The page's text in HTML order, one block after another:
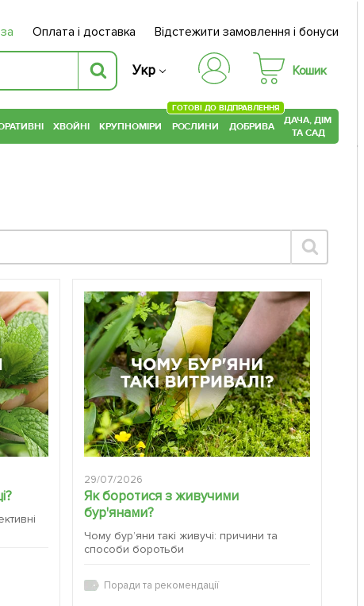
Оплата і доставка Відстежити замовлення і бонуси
Укр Кошик
ХВОЙНІ КРУПНОМІРИ РОСЛИНИ
ГОТОВІ ДО ВІДПРАВЛЕННЯ
ДОБРИВА
ДАЧА, ДІМ
ТА САД
29/07/2026
Як боротися з живучими
бур'янами?
Чому бур’яни такі живучі: причини та
способи боротьби
Поради та рекомендації